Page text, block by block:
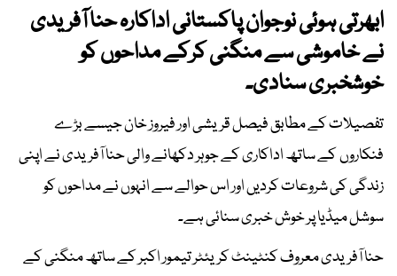
ابھرتی ہوئی نوجوان پاکستانی اداکارہ حنا آفریدی
نے خاموشی سے منگنی کرکے مداحوں کو
خوشخبری سنادی۔
تفصیلات کے مطابق فیصل قریشی اور فیروز خان جیسے بڑے
فنکاروں کے ساتھ اداکاری کے جوہر دکھانے والی حنا آفریدی نے اپنی
زندگی کی شروعات کردیں اور اس حوالے سے انہوں نے مداحوں کو
سوشل میڈیا پر خوش خبری سنائی ہے۔
حنا آفریدی معروف کنٹینٹ کریئٹر تیمور اکبر کے ساتھ منگنی کے